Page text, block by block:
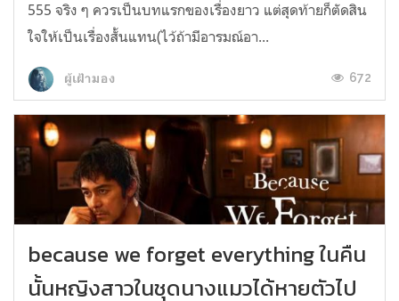
555 จริง ๆ ควรเป็นบทแรกของเรื่องยาว แต่สุดท้ายก็ตัดสิน
ใจให้เป็นเรื่องสั้นแทน(ไว้ถ้ามีอารมณ์อา...
ผู้เฝ้ามอง 672
because we forget everything ในคืน
นั้นหญิงสาวในชุดนางแมวได้หายตัวไป